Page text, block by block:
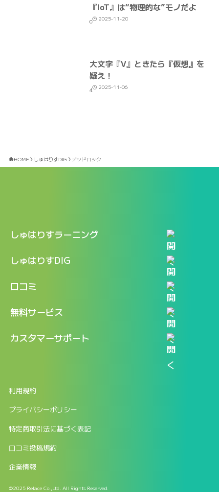
『IoT』は“物理的な”モノだよ
0 2025-11-20
大文字『V』ときたら『仮想』を
疑え！
4 2025-11-06
HOME しゅはりすDIG デッドロック
しゅはりすラーニング
特長
料金
新着情報
ログイン
しゅはりすDIG
記事一覧
口コミ
口コミ一覧
無料サービス
LINEで『Iパス ならし学習』
カスタマーサポート
返金申請フォーム
利用規約
プライバシーポリシー
特定商取引法に基づく表記
口コミ投稿規約
企業情報
©2025 Relace Co.,Ltd. All Rights Reserved.